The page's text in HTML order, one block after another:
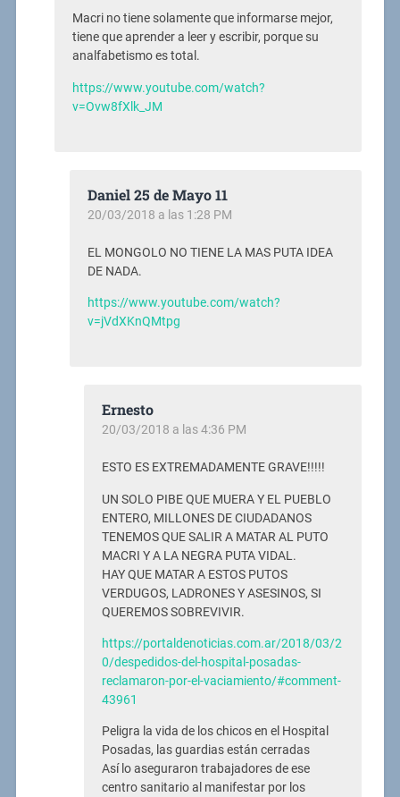
Macri no tiene solamente que informarse mejor,
tiene que aprender a leer y escribir, porque su
analfabetismo es total.
https://www.youtube.com/watch?
v=Ovw8fXlk_JM
Daniel 25 de Mayo 11
20/03/2018 a las 1:28 PM
EL MONGOLO NO TIENE LA MAS PUTA IDEA
DE NADA.
https://www.youtube.com/watch?
v=jVdXKnQMtpg
Ernesto
20/03/2018 a las 4:36 PM
ESTO ES EXTREMADAMENTE GRAVE!!!!!
UN SOLO PIBE QUE MUERA Y EL PUEBLO
ENTERO, MILLONES DE CIUDADANOS
TENEMOS QUE SALIR A MATAR AL PUTO
MACRI Y A LA NEGRA PUTA VIDAL.
HAY QUE MATAR A ESTOS PUTOS
VERDUGOS, LADRONES Y ASESINOS, SI
QUEREMOS SOBREVIVIR.
https://portaldenoticias.com.ar/2018/03/2
0/despedidos-del-hospital-posadas-
reclamaron-por-el-vaciamiento/#comment-
43961
Peligra la vida de los chicos en el Hospital
Posadas, las guardias están cerradas
Así lo aseguraron trabajadores de ese
centro sanitario al manifestar por los